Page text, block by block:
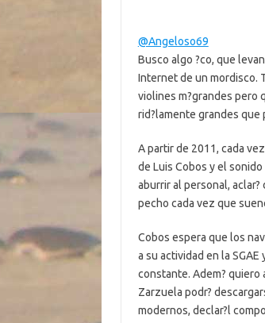
@Angeloso69
Busco algo ?co, que
Internet de un mordisco.
violines m?grandes pero
rid?lamente grandes que
A partir de 2011, cada
de Luis Cobos y el
aburrir al personal,
pecho cada vez que suene
Cobos espera que los
a su actividad en la
constante. Adem? quiero
Zarzuela podr?
modernos, declar?l